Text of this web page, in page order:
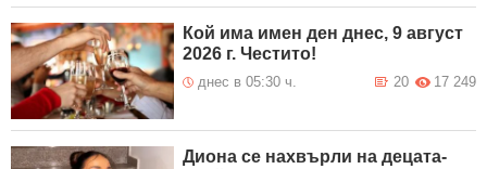
Кой има имен ден днес, 9 август
2026 г. Честито!
днес в 05:30 ч. 17 249
20
Диона се нахвърли на децата-